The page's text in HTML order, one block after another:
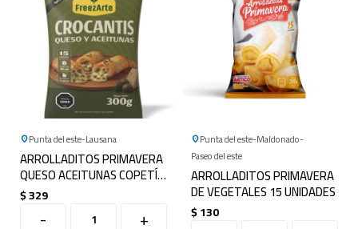
Punta del este Lausana
ARROLLADITOS PRIMAVERA
QUESO ACEITUNAS COPETÍN
X 15
$329
- +
Punta del este Maldonado
Paseo del este
ARROLLADITOS PRIMAVERA
DE VEGETALES 15 UNIDADES
$130